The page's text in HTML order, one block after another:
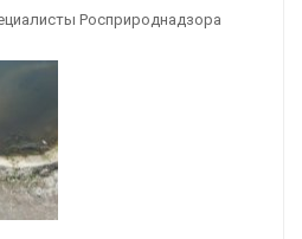
Росприроднадзора